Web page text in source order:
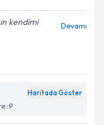
kendimi
Devamı
Haritada Göster
:9